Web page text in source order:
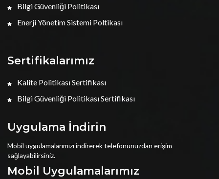
Bilgi Güvenliği Politikası
Enerji Yönetim Sistemi Poltikası
Sertifikalarımız
Kalite Politikası Sertifikası
Bilgi Güvenliği Politikası Sertifikası
Uygulama İndirin
Mobil uygulamalarımızı indirerek telefonunuzdan erişim
sağlayabilirsiniz.
Mobil Uygulamalarımız